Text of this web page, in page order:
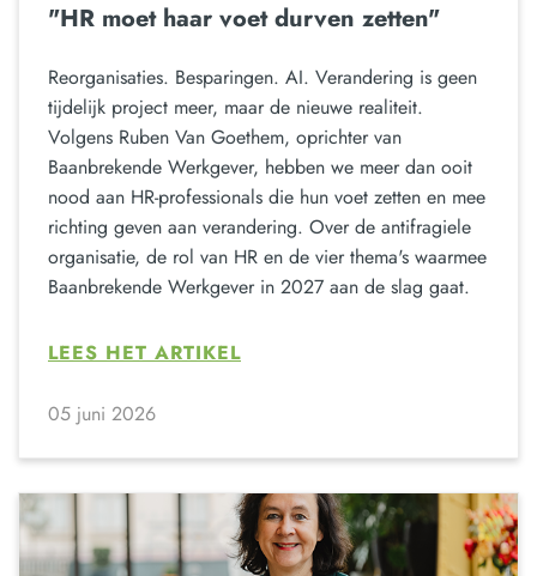
"HR moet haar voet durven zetten"
Reorganisaties. Besparingen. AI. Verandering is geen
tijdelijk project meer, maar de nieuwe realiteit.
Volgens Ruben Van Goethem, oprichter van
Baanbrekende Werkgever, hebben we meer dan ooit
nood aan HR-professionals die hun voet zetten en mee
richting geven aan verandering. Over de antifragiele
organisatie, de rol van HR en de vier thema's waarmee
Baanbrekende Werkgever in 2027 aan de slag gaat.
LEES HET ARTIKEL
05 juni 2026